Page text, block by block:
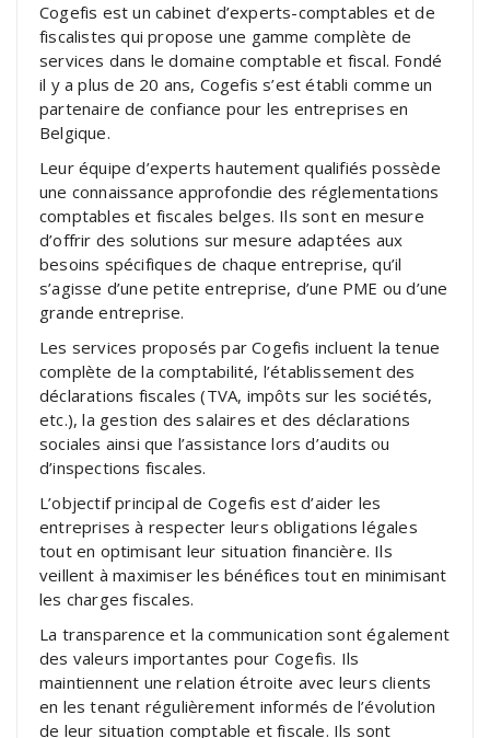
Cogefis est un cabinet d’experts-comptables et de
fiscalistes qui propose une gamme complète de
services dans le domaine comptable et fiscal. Fondé
il y a plus de 20 ans, Cogefis s’est établi comme un
partenaire de confiance pour les entreprises en
Belgique.
Leur équipe d’experts hautement qualifiés possède
une connaissance approfondie des réglementations
comptables et fiscales belges. Ils sont en mesure
d’offrir des solutions sur mesure adaptées aux
besoins spécifiques de chaque entreprise, qu’il
s’agisse d’une petite entreprise, d’une PME ou d’une
grande entreprise.
Les services proposés par Cogefis incluent la tenue
complète de la comptabilité, l’établissement des
déclarations fiscales (TVA, impôts sur les sociétés,
etc.), la gestion des salaires et des déclarations
sociales ainsi que l’assistance lors d’audits ou
d’inspections fiscales.
L’objectif principal de Cogefis est d’aider les
entreprises à respecter leurs obligations légales
tout en optimisant leur situation financière. Ils
veillent à maximiser les bénéfices tout en minimisant
les charges fiscales.
La transparence et la communication sont également
des valeurs importantes pour Cogefis. Ils
maintiennent une relation étroite avec leurs clients
en les tenant régulièrement informés de l’évolution
de leur situation comptable et fiscale. Ils sont